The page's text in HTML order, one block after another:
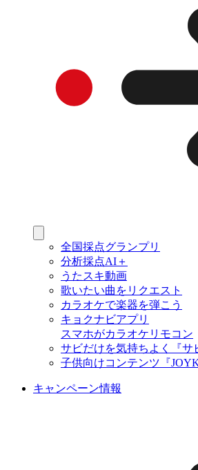
全国採点グランプリ
分析採点AI＋
うたスキ動画
歌いたい曲をリクエスト
カラオケで楽器を弾こう
キョクナビアプリ
スマホがカラオケリモコン
サビだけを気持ちよく『サ
子供向けコンテンツ『
キャンペーン情報